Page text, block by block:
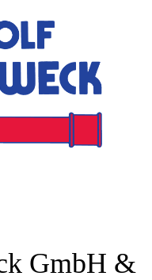
GmbH &